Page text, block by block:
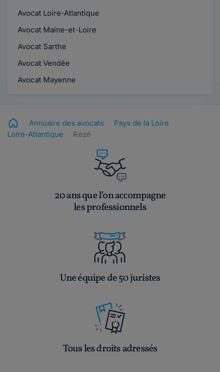
Avocat Loire-Atlantique
Avocat Maine-et-Loire
Avocat Sarthe
Avocat Vendée
Avocat Mayenne
Annuaire des avocats
Pays de la Loire
Loire-Atlantique
Rezé
20 ans que l’on accompagne
les professionnels
Une équipe de 50 juristes
Tous les droits adressés